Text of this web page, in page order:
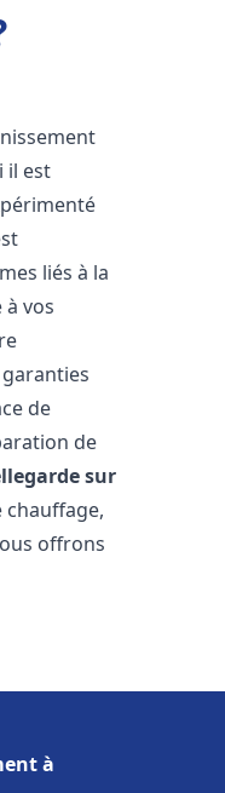
il est
liés à la
vos
de
de
sur
chauffage,
offrons
à